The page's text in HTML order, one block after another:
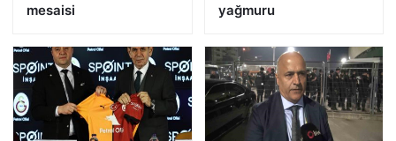
mesaisi
yağmuru